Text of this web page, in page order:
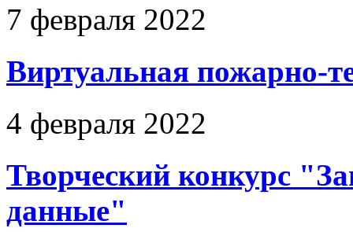
7 февраля 2022
Виртуальная пожарно-
4 февраля 2022
Творческий конкурс
данные"